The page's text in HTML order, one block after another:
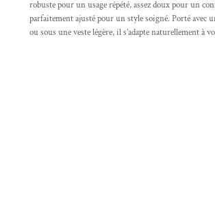
robuste pour un usage répété, assez doux pour un
parfaitement ajusté pour un style soigné. Porté avec
ou sous une veste légère, il s’adapte naturellement à